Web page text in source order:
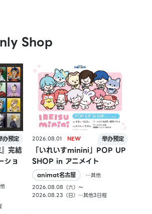
Shop
完結
ショ
2026.08.01
「いれいすminini」POP UP
SHOP in アニメイト
animat名古屋
…其他
2026.08.08（六）〜
2026.08.23（日）…其他3日程